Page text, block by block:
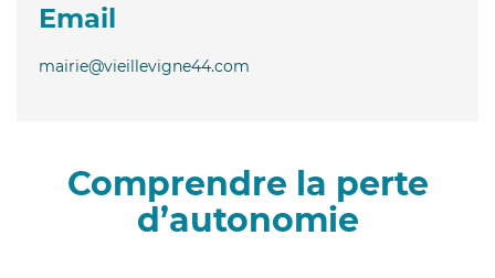
Email
mairie@vieillevigne44.com
Comprendre la perte
d’autonomie